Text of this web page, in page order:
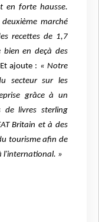
en forte hausse.
marché
recettes de 1,7
bien en deçà des
Et ajoute : « Notre
secteur sur les
grâce à un
de livres sterling
Britain et à des
tourisme afin de
l'international. »